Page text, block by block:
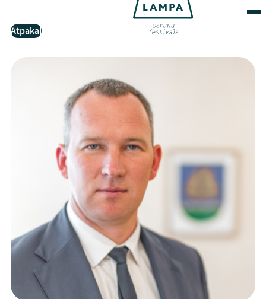
Atpakaļ